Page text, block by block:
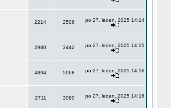
2214 2506 po 27. leden, 2025 14:14
2980 3442 po 27. leden, 2025 14:15
4894 5968 po 27. leden, 2025 14:16
2711 3060 po 27. leden, 2025 14:16